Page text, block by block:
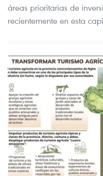
áreas prioritarias de
recientemente en esta